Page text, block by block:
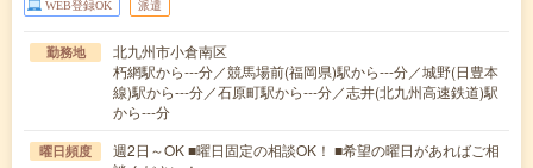
WEB登録OK 派遣
勤務地
北九州市小倉南区
朽網駅から---分／競馬場前(福岡県)駅から---分／城野(日豊本
線)駅から---分／石原町駅から---分／志井(北九州高速鉄道)駅
から---分
曜日頻度
週2日～OK ■曜日固定の相談OK！ ■希望の曜日があればご相